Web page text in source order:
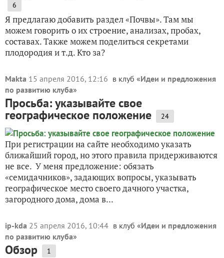
6
Я предлагаю добавить раздел «Почвы». Там мы
можем говорить о их строение, анализах, пробах,
составах. Также можем поделиться секретами
плодородия и т.д. Кто за?
Makta 15 апреля 2016, 12:16 в клуб «Идеи и предложения
по развитию клуба»
Просьба: указывайте свое
географическое положение 24
При регистрации на сайте необходимо указать
ближайший город, но этого правила придерживаются
не все. У меня предложение: обязать
«семидачников», задающих вопросы, указывать
географическое место своего дачного участка,
загородного дома, дома в...
ip-kda 25 апреля 2016, 10:44 в клуб «Идеи и предложения
по развитию клуба»
Обзор 1